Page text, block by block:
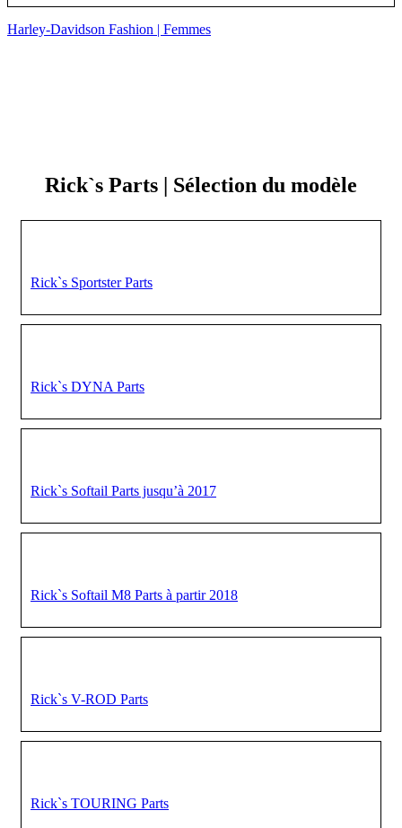
Harley-Davidson Fashion | Femmes
Rick`s Parts | Sélection du modèle
Rick`s Sportster Parts
Rick`s DYNA Parts
Rick`s Softail Parts jusqu’à 2017
Rick`s Softail M8 Parts à partir 2018
Rick`s V-ROD Parts
Rick`s TOURING Parts